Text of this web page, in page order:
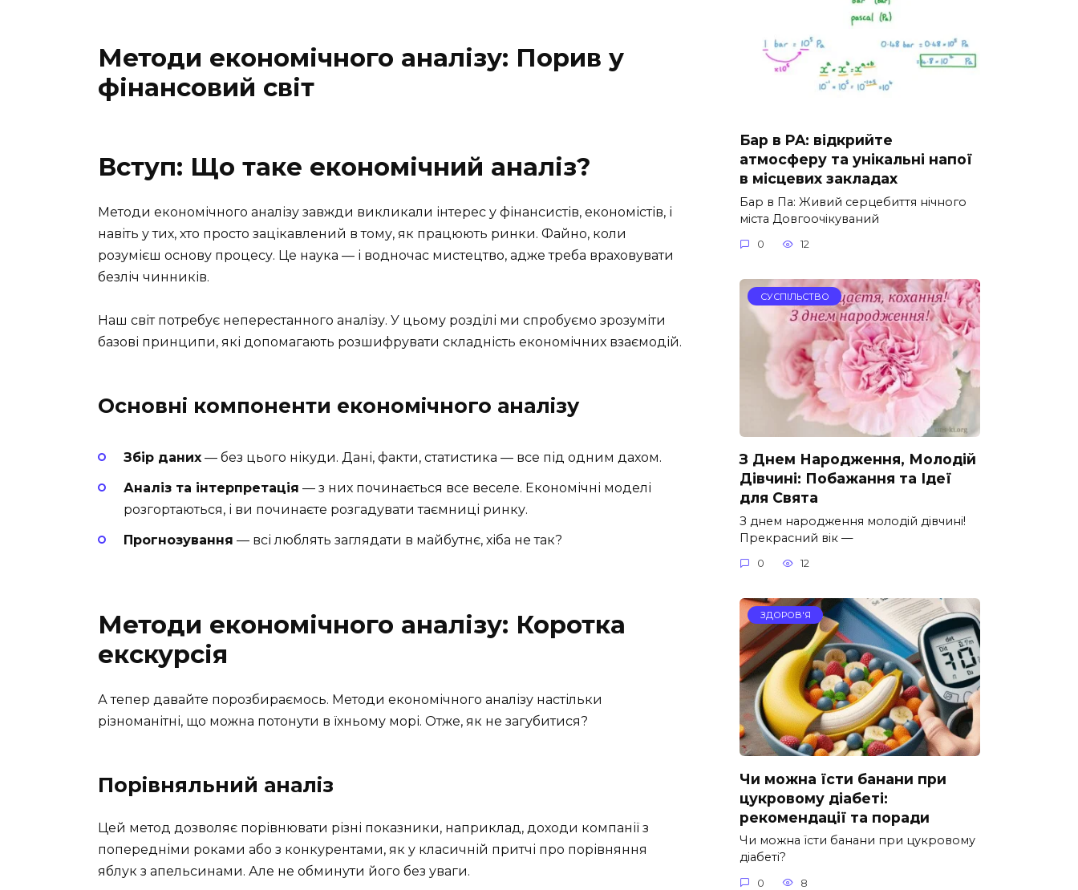
Методи економічного аналізу: Порив у
фінансовий світ
Вступ: Що таке економічний аналіз?
Методи економічного аналізу завжди викликали інтерес у фінансистів, економістів, і
навіть у тих, хто просто зацікавлений в тому, як працюють ринки. Файно, коли
розумієш основу процесу. Це наука — і водночас мистецтво, адже треба враховувати
безліч чинників.
Наш світ потребує неперестанного аналізу. У цьому розділі ми спробуємо зрозуміти
базові принципи, які допомагають розшифрувати складність економічних взаємодій.
Основні компоненти економічного аналізу
Збір даних — без цього нікуди. Дані, факти, статистика — все під одним дахом.
Аналіз та інтерпретація — з них починається все веселе. Економічні моделі
розгортаються, і ви починаєте розгадувати таємниці ринку.
Прогнозування — всі люблять заглядати в майбутнє, хіба не так?
Методи економічного аналізу: Коротка
екскурсія
А тепер давайте порозбираємось. Методи економічного аналізу настільки
різноманітні, що можна потонути в їхньому морі. Отже, як не загубитися?
Порівняльний аналіз
Цей метод дозволяє порівнювати різні показники, наприклад, доходи компанії з
попередніми роками або з конкурентами, як у класичній притчі про порівняння
яблук з апельсинами. Але не обминути його без уваги.
Бар в PA: відкрийте
атмосферу та унікальні напої
в місцевих закладах
Бар в Па: Живий серцебиття нічного
міста Довгоочікуваний
0 12
СУСПІЛЬСТВО
З Днем Народження, Молодій
Дівчині: Побажання та Ідеї
для Свята
З днем народження молодій дівчині!
Прекрасний вік —
0 12
ЗДОРОВ'Я
Чи можна їсти банани при
цукровому діабеті:
рекомендації та поради
Чи можна їсти банани при цукровому
діабеті?
0 8